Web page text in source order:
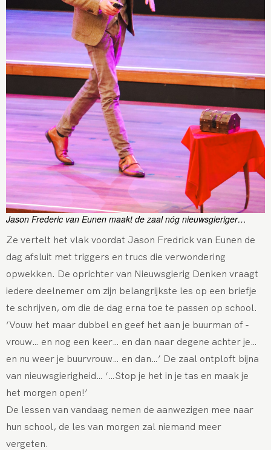
Jason Frederic van Eunen maakt de zaal nóg nieuwsgieriger…
Ze vertelt het vlak voordat Jason Fredrick van Eunen de
dag afsluit met triggers en trucs die verwondering
opwekken. De oprichter van Nieuwsgierig Denken vraagt
iedere deelnemer om zijn belangrijkste les op een briefje
te schrijven, om die de dag erna toe te passen op school.
‘Vouw het maar dubbel en geef het aan je buurman of -
vrouw… en nog een keer… en dan naar degene achter je…
en nu weer je buurvrouw… en dan…’ De zaal ontploft bijna
van nieuwsgierigheid… ‘…Stop je het in je tas en maak je
het morgen open!’
De lessen van vandaag nemen de aanwezigen mee naar
hun school, de les van morgen zal niemand meer
vergeten.